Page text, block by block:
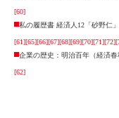
[60]
私の履歴書 経済人12「砂野仁
[61][65][66][67][68][69][70][71][72]
企業の歴史：明治百年（経済春
[62]